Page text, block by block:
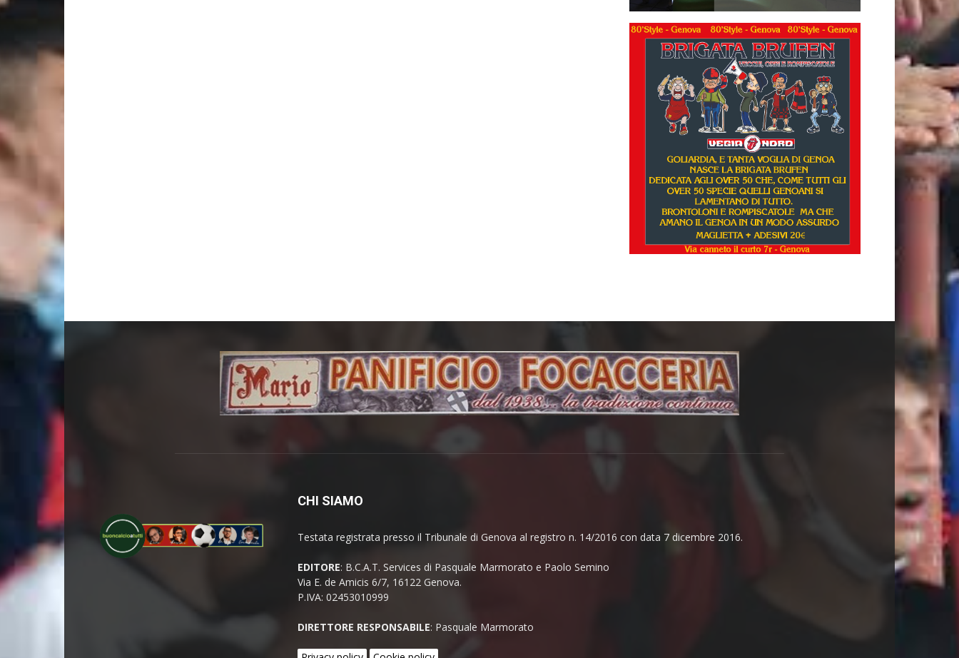
CHI SIAMO
Testata registrata presso il Tribunale di Genova al registro n. 14/2016 con data 7 dicembre 2016.
EDITORE: B.C.A.T. Services di Pasquale Marmorato e Paolo Semino
Via E. de Amicis 6/7, 16122 Genova.
P.IVA: 02453010999
DIRETTORE RESPONSABILE: Pasquale Marmorato